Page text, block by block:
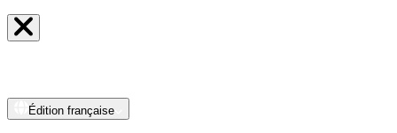
Édition française